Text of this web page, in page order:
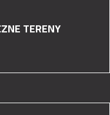
TERENY